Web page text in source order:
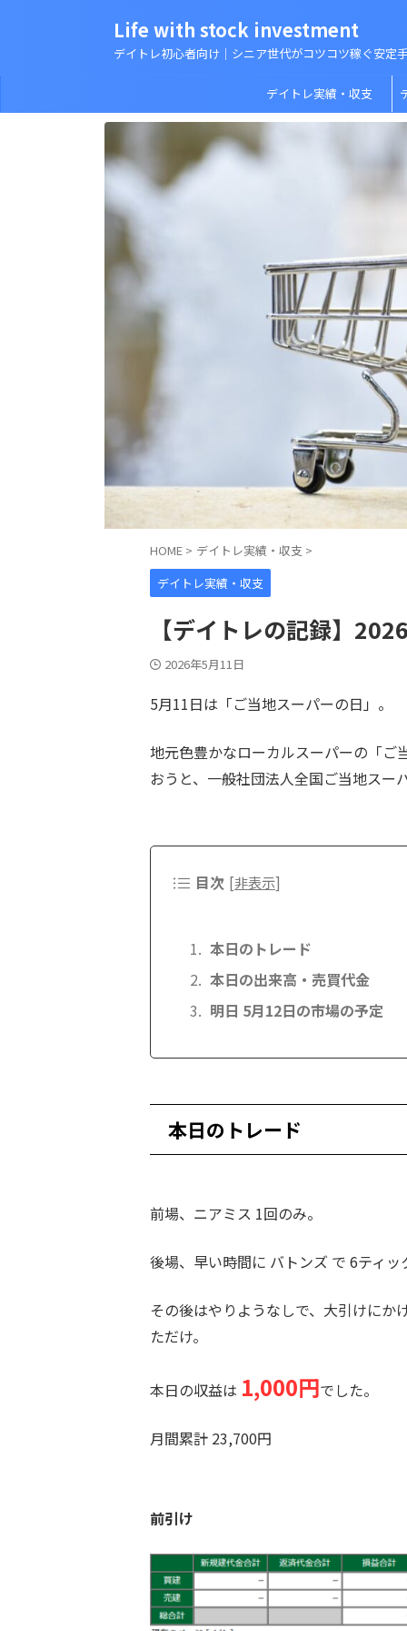
Life with stock investment
デイトレ初心者向け｜シニア世代がコツコツ稼ぐ安定
デイトレ実績・収支
HOME > デイトレ実績・収支 >
デイトレ実績・収支
【デイトレの記録】
2026年5月11日
5月11日は「ご当地スーパーの日」。
地元色豊かなローカルスーパーの「ご
おうと、一般社団法人全国ご当地スー
目次 [非表示]
本日のトレード
本日の出来高・売買代金
明日 5月12日の市場の予定
本日のトレード
前場、ニアミス 1回のみ。
後場、早い時間に バトンズ で 6ティッ
その後はやりようなしで、大引けにか
ただけ。
本日の収益は 1,000円でした。
月間累計 23,700円
前引け